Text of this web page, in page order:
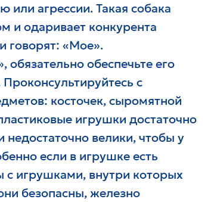
или агрессии. Такая собака
и одаривает конкурента
говорят: «Мое».
обеспечьте его
с
косточек, сыромятной
игрушки достаточно
недостаточно велики, чтобы у
если в игрушке есть
с игрушками, внутри которых
безопасны, железно